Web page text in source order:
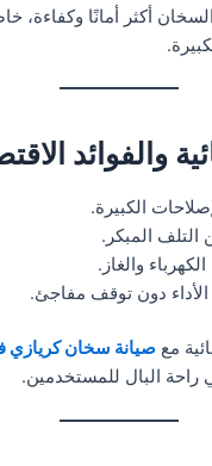
أكثر أمانًا وكفاءة،
والفوائد
الكبيرة.
المبكر.
والغاز.
دون توقف مفاجئ.
معصيانة سخان كريازي
راحة البال للمستخدمين.